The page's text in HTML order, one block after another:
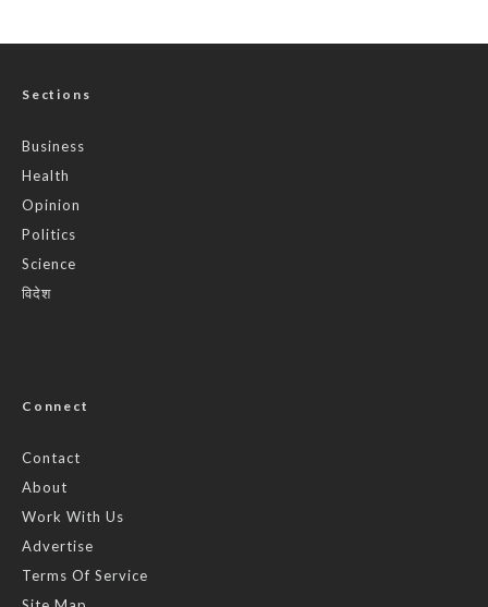
Sections
Business
Health
Opinion
Politics
Science
विदेश
Connect
Contact
About
Work With Us
Advertise
Terms Of Service